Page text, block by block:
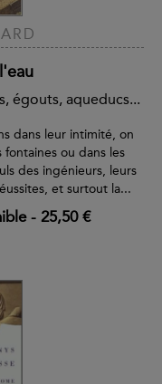
égouts, aqueducs...
dans leur intimité, on
ou dans les
des ingénieurs, leurs
et surtout la...
- 25,50 €